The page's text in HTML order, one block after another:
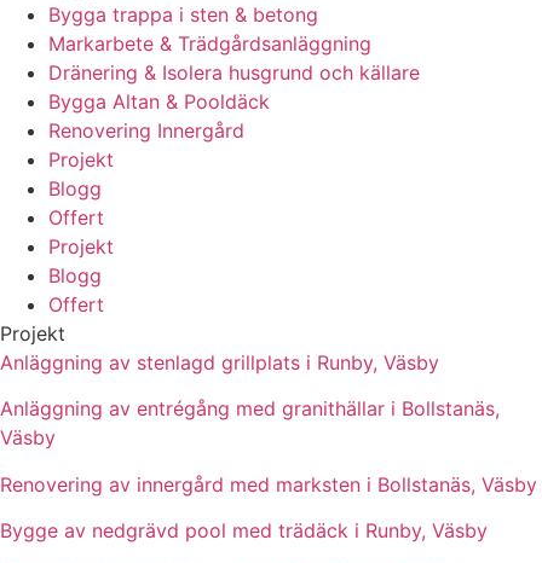
Bygga trappa i sten & betong
Markarbete & Trädgårdsanläggning
Dränering & Isolera husgrund och källare
Bygga Altan & Pooldäck
Renovering Innergård
Projekt
Blogg
Offert
Projekt
Blogg
Offert
Projekt
Anläggning av stenlagd grillplats i Runby, Väsby
Anläggning av entrégång med granithällar i Bollstanäs,
Väsby
Renovering av innergård med marksten i Bollstanäs, Väsby
Bygge av nedgrävd pool med trädäck i Runby, Väsby